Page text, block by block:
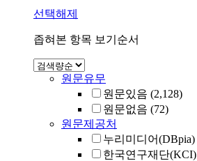
선택해제
좁혀본 항목 보기순서
원문유무
원문있음 (2,128)
원문없음 (72)
원문제공처
누리미디어(DBpia)
한국연구재단(KCI)